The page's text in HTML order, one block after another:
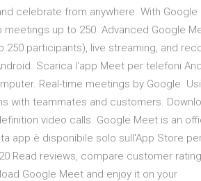
celebrate from anywhere. With
meetings up to 250 Advanced Google
participants), live streaming, and
Scarica l'app Meet per telefoni
Real-time meetings by Google.
with teammates and customers.
video calls. Google Meet is an
app è disponibile solo sull'App Store
Read reviews, compare customer
Google Meet and enjoy it on your